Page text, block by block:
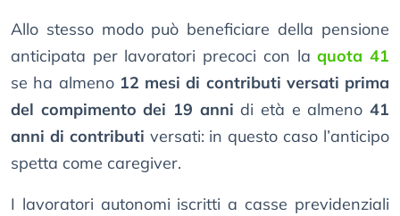
Allo stesso modo può beneficiare della pensione
anticipata per lavoratori precoci con laquota 41
se ha almeno 12 mesi di contributi versati prima
del compimento dei 19 anni di età e almeno41
anni di contributi versati: in questo caso l’anticipo
spetta come caregiver.
I lavoratori autonomi iscritti a casse previdenziali